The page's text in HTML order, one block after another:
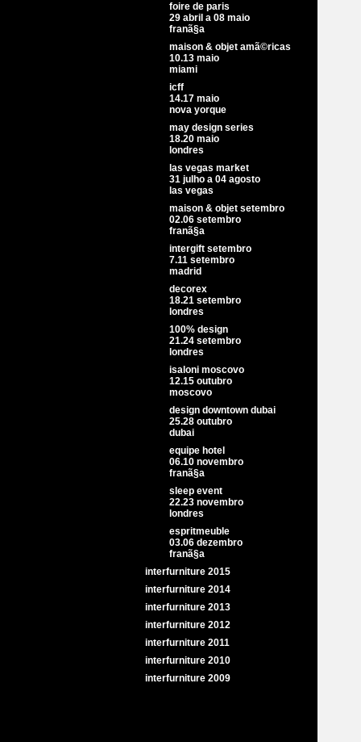
foire de paris
29 abril a 08 maio
franã§a
maison & objet amã©ricas
10.13 maio
miami
icff
14.17 maio
nova yorque
may design series
18.20 maio
londres
las vegas market
31 julho a 04 agosto
las vegas
maison & objet setembro
02.06 setembro
franã§a
intergift setembro
7.11 setembro
madrid
decorex
18.21 setembro
londres
100% design
21.24 setembro
londres
isaloni moscovo
12.15 outubro
moscovo
design downtown dubai
25.28 outubro
dubai
equipe hotel
06.10 novembro
franã§a
sleep event
22.23 novembro
londres
espritmeuble
03.06 dezembro
franã§a
interfurniture 2015
interfurniture 2014
interfurniture 2013
interfurniture 2012
interfurniture 2011
interfurniture 2010
interfurniture 2009